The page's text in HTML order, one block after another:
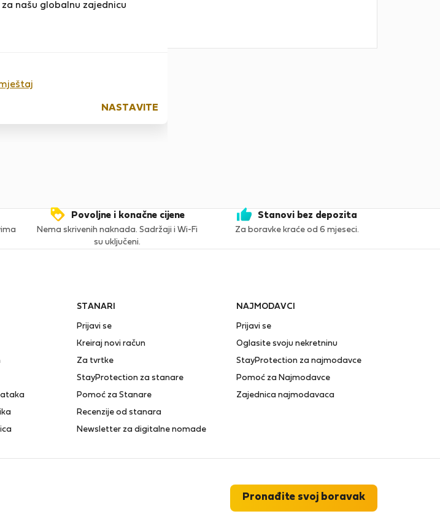
našu globalnu zajednicu
NASTAVITE
Povoljne i konačne cijene
Nema skrivenih naknada. Sadržaji i Wi-Fi
su uključeni.
Stanovi bez depozita
Za boravke kraće od 6 mjeseci.
STANARI
Prijavi se
Kreiraj novi račun
Za tvrtke
StayProtection za stanare
Pomoć za Stanare
Recenzije od stanara
Newsletter za digitalne nomade
NAJMODAVCI
Prijavi se
Oglasite svoju nekretninu
StayProtection za najmodavce
Pomoć za Najmodavce
Zajednica najmodavaca
Pronađite svoj boravak